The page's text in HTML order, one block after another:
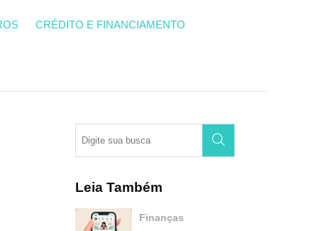
CRÉDITO E FINANCIAMENTO
Leia Também
Finanças